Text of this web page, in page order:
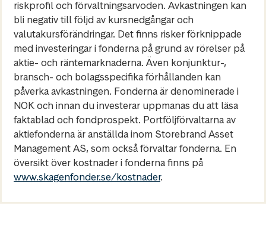
riskprofil och förvaltningsarvoden. Avkastningen kan
bli negativ till följd av kursnedgångar och
valutakursförändringar. Det finns risker förknippade
med investeringar i fonderna på grund av rörelser på
aktie- och räntemarknaderna. Även konjunktur-,
bransch- och bolagsspecifika förhållanden kan
påverka avkastningen. Fonderna är denominerade i
NOK och innan du investerar uppmanas du att läsa
faktablad och fondprospekt. Portföljförvaltarna av
aktiefonderna är anställda inom Storebrand Asset
Management AS, som också förvaltar fonderna. En
översikt över kostnader i fonderna finns på
www.skagenfonder.se/kostnader.